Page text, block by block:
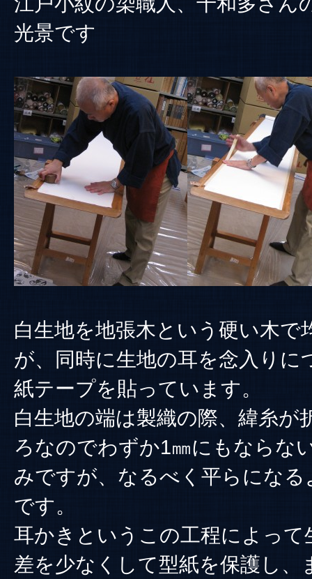
光景です
白生地を地張木という硬い木で
が、同時に生地の耳を念入りに
紙テープを貼っています。
白生地の端は製織の際、緯糸が
ろなのでわずか1㎜にもならな
みですが、なるべく平らにな
です。
耳かきというこの工程によって
差を少なくして型紙を保護し、